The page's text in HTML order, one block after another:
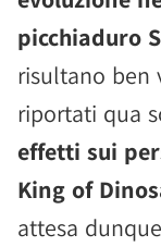
picchiaduro
risultano ben
riportati qua
effetti sui
King of
attesa